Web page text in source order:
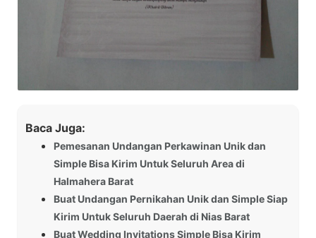
Baca Juga:
Pemesanan Undangan Perkawinan Unik dan
Simple Bisa Kirim Untuk Seluruh Area di
Halmahera Barat
Buat Undangan Pernikahan Unik dan Simple Siap
Kirim Untuk Seluruh Daerah di Nias Barat
Buat Wedding Invitations Simple Bisa Kirim